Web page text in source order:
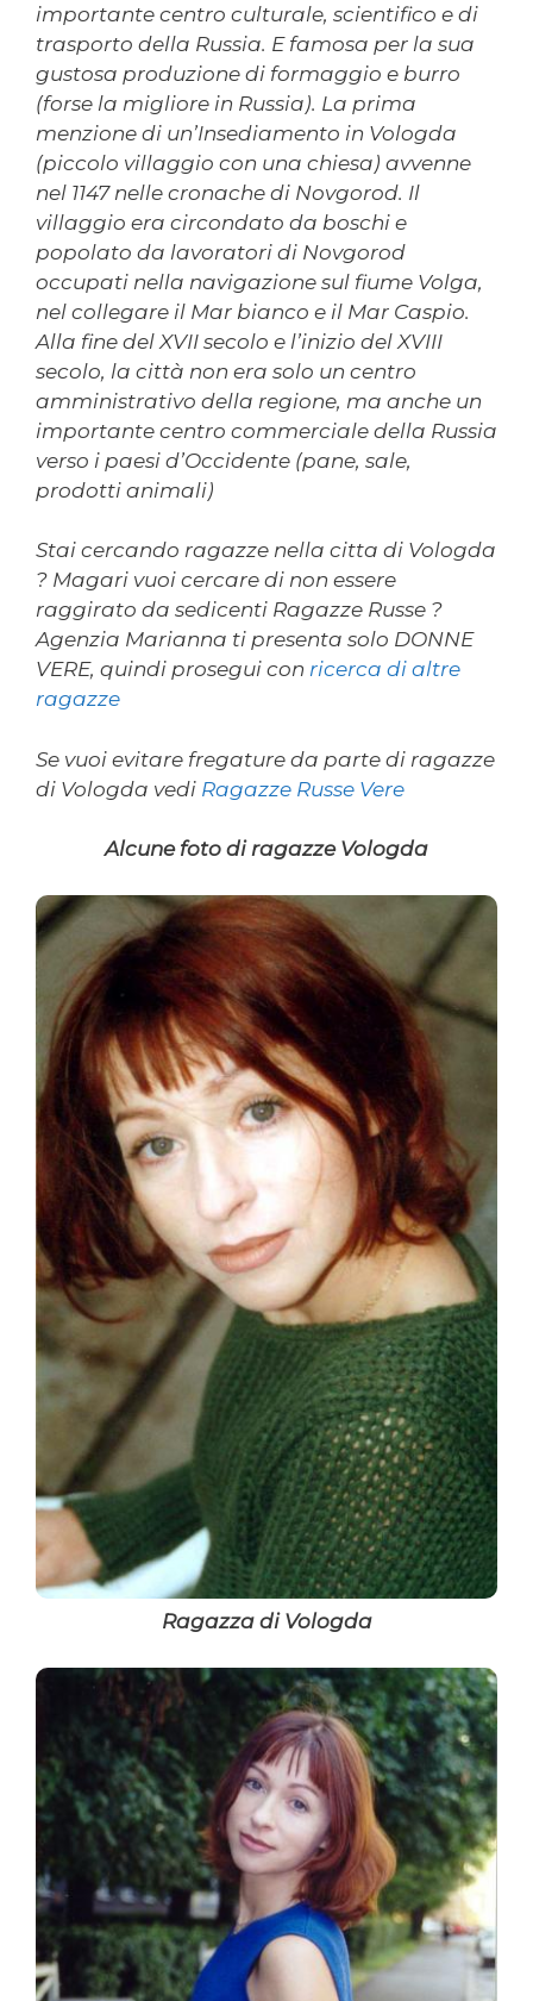
importante centro culturale, scientifico e di
trasporto della Russia. E famosa per la sua
gustosa produzione di formaggio e burro
(forse la migliore in Russia). La prima
menzione di un’Insediamento in Vologda
(piccolo villaggio con una chiesa) avvenne
nel 1147 nelle cronache di Novgorod. Il
villaggio era circondato da boschi e
popolato da lavoratori di Novgorod
occupati nella navigazione sul fiume Volga,
nel collegare il Mar bianco e il Mar Caspio.
Alla fine del XVII secolo e l’inizio del XVIII
secolo, la città non era solo un centro
amministrativo della regione, ma anche un
importante centro commerciale della Russia
verso i paesi d’Occidente (pane, sale,
prodotti animali)
Stai cercando ragazze nella citta di Vologda
? Magari vuoi cercare di non essere
raggirato da sedicenti Ragazze Russe ?
Agenzia Marianna ti presenta solo DONNE
VERE, quindi prosegui con ricerca di altre
ragazze
Se vuoi evitare fregature da parte di ragazze
di Vologda vedi Ragazze Russe Vere
Alcune foto di ragazze Vologda
Ragazza di Vologda